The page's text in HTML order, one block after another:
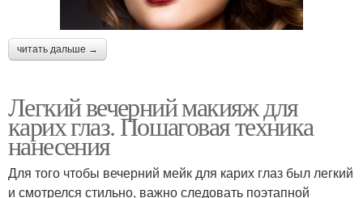
читать дальше →
Легкий вечерний макияж для
карих глаз. Пошаговая техника
нанесения
Для того чтобы вечерний мейк для карих глаз был легкий
и смотрелся стильно, важно следовать поэтапной